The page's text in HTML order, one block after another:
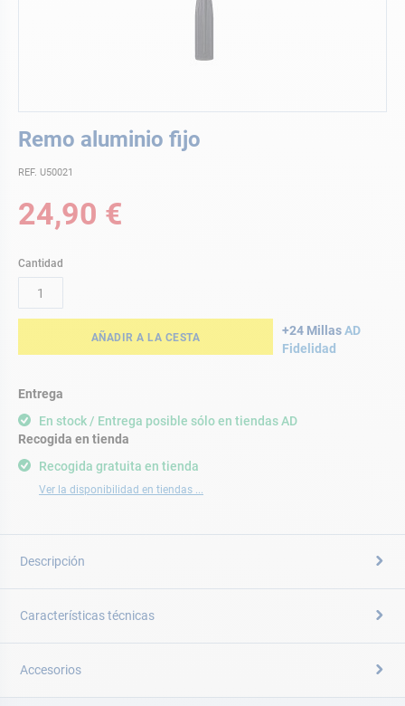
Remo aluminio fijo
REF. U50021
24,90 €
Cantidad
AÑADIR A LA CESTA +24 MillasAD
Fidelidad
Entrega
En stock / Entrega posible sólo en tiendas AD
Recogida gratuita en tienda
Ver la disponibilidad en tiendas ...
Recogida en tienda
al
de
galería
de
Descripción
Características técnicas
Accesorios